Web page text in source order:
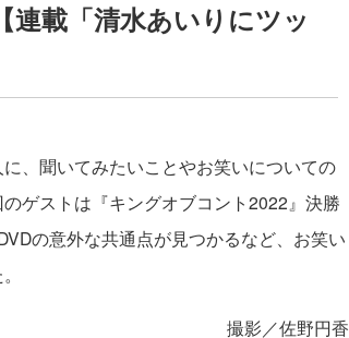
載「清水あいりにツッ
、聞いてみたいことやお笑いについての
ゲストは『キングオブコント2022』決勝
の意外な共通点が見つかるなど、お笑い
撮影／佐野円香